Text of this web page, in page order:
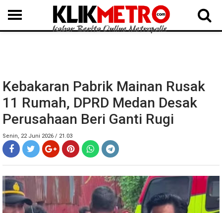
MEDAN LANGKAT DAIRI SAMOSIR TAPUT BATUBARA DELISERDANG
Kebakaran Pabrik Mainan Rusak
11 Rumah, DPRD Medan Desak
Perusahaan Beri Ganti Rugi
Senin, 22 Juni 2026 / 21.03